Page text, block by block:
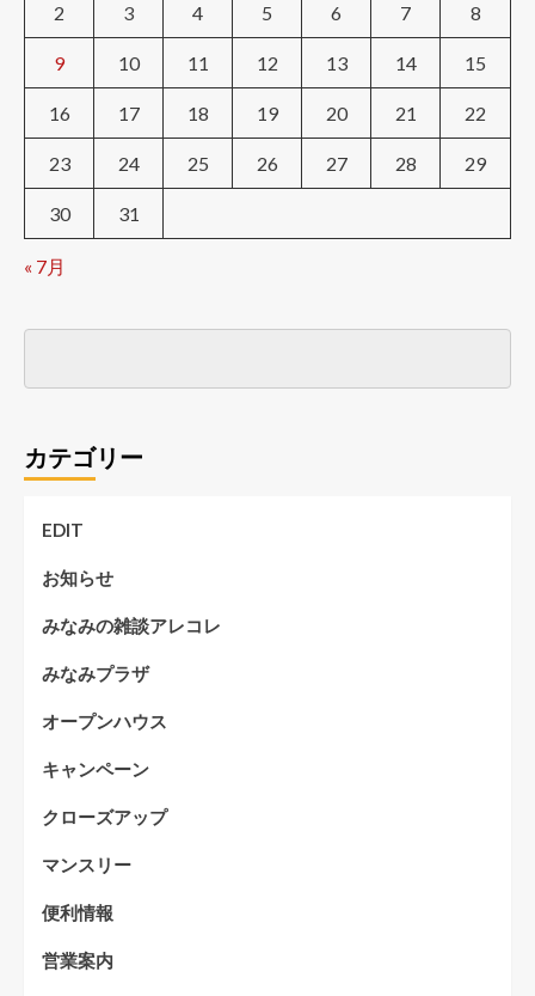
2 3 4 5 6 7 8
9 10 11 12 13 14 15
16 17 18 19 20 21 22
23 24 25 26 27 28 29
30 31
« 7月
カテゴリー
EDIT
お知らせ
みなみの雑談アレコレ
みなみプラザ
オープンハウス
キャンペーン
クローズアップ
マンスリー
便利情報
営業案内